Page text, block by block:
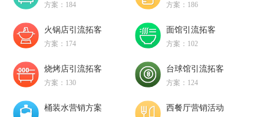
方案：184 方案：186
火锅店引流拓客
方案：174
面馆引流拓客
方案：102
烧烤店引流拓客
方案：130
台球馆引流拓客
方案：124
桶装水营销方案 西餐厅营销活动